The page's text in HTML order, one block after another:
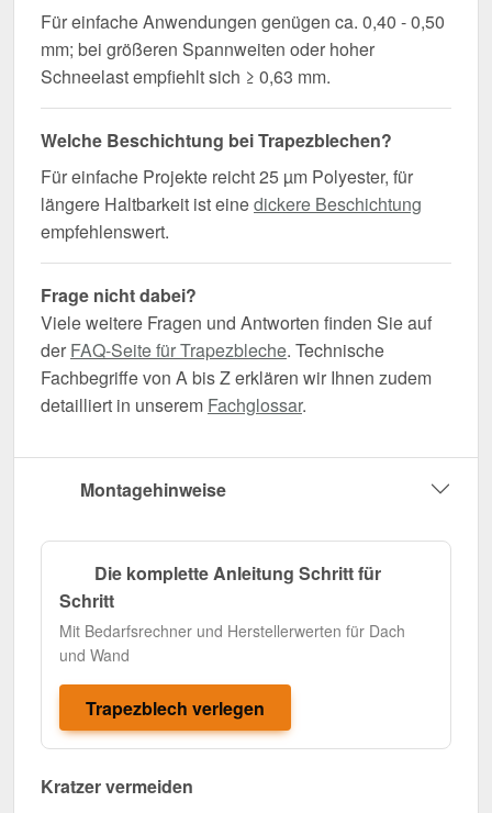
Für einfache Anwendungen genügen ca. 0,40 - 0,50
mm; bei größeren Spannweiten oder hoher
Schneelast empfiehlt sich ≥ 0,63 mm.
Welche Beschichtung bei Trapezblechen?
Für einfache Projekte reicht 25 µm Polyester, für
längere Haltbarkeit ist einedickere Beschichtung
empfehlenswert.
Frage nicht dabei?
Viele weitere Fragen und Antworten finden Sie auf
der FAQ-Seite für Trapezbleche. Technische
Fachbegriffe von A bis Z erklären wir Ihnen zudem
detailliert in unserem Fachglossar.
Montagehinweise
Die komplette Anleitung Schritt für
Schritt
Mit Bedarfsrechner und Herstellerwerten für Dach
und Wand
Trapezblech verlegen
Kratzer vermeiden